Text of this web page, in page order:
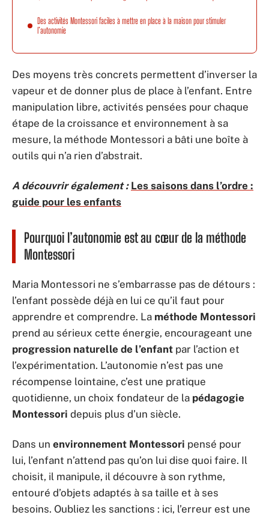
Des activités Montessori faciles à mettre en place à la maison pour stimuler
l’autonomie
Des moyens très concrets permettent d’inverser la
vapeur et de donner plus de place à l’enfant. Entre
manipulation libre, activités pensées pour chaque
étape de la croissance et environnement à sa
mesure, la méthode Montessori a bâti une boîte à
outils qui n’a rien d’abstrait.
A découvrir également : Les saisons dans l’ordre :
guide pour les enfants
Pourquoi l’autonomie est au cœur de la méthode
Montessori
Maria Montessori ne s’embarrasse pas de détours :
l’enfant possède déjà en lui ce qu’il faut pour
apprendre et comprendre. La méthode Montessori
prend au sérieux cette énergie, encourageant une
progression naturelle de l’enfant par l’action et
l’expérimentation. L’autonomie n’est pas une
récompense lointaine, c’est une pratique
quotidienne, un choix fondateur de la pédagogie
Montessori depuis plus d’un siècle.
Dans un environnement Montessori pensé pour
lui, l’enfant n’attend pas qu’on lui dise quoi faire. Il
choisit, il manipule, il découvre à son rythme,
entouré d’objets adaptés à sa taille et à ses
besoins. Oubliez les sanctions : ici, l’erreur est une